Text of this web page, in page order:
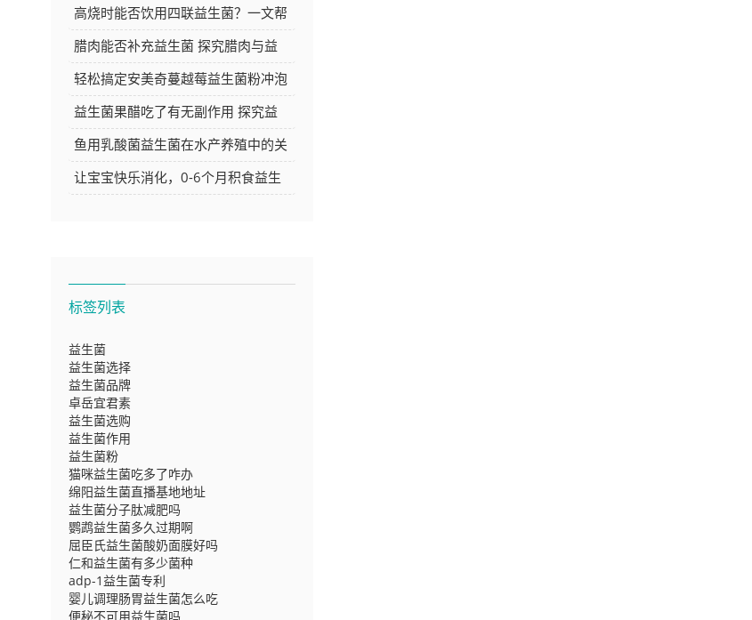
产品的选购好去处
高烧时能否饮用四联益生菌？一文帮
你解答
腊肉能否补充益生菌 探究腊肉与益
生菌的关系
轻松搞定安美奇蔓越莓益生菌粉冲泡
方法，让你的每日养生更简单
益生菌果醋吃了有无副作用 探究益
生菌果醋的安全性
鱼用乳酸菌益生菌在水产养殖中的关
键作用与应用探讨
让宝宝快乐消化，0-6个月积食益生
标签列表
益生菌
益生菌选择
益生菌品牌
卓岳宜君素
益生菌选购
益生菌作用
益生菌粉
猫咪益生菌吃多了咋办
绵阳益生菌直播基地地址
益生菌分子肽减肥吗
鹦鹉益生菌多久过期啊
屈臣氏益生菌酸奶面膜好吗
仁和益生菌有多少菌种
adp-1益生菌专利
婴儿调理肠胃益生菌怎么吃
便秘不可用益生菌吗